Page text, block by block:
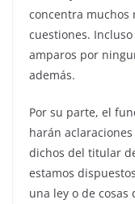
concentra muchos
cuestiones.
amparos por
además.
Por su parte, el
harán
dichos del titular
estamos
una ley o de cosas